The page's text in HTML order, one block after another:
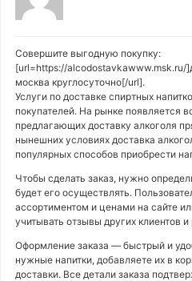
Совершите выгодную покупку:
[url=https://alcodostavkawww.msk.ru/
москва круглосуточно[/url].
Услуги по доставке спиртных
покупателей. На рынке появляется
предлагающих доставку алкоголя
нынешних условиях доставка
популярных способов приобрести
Чтобы сделать заказ, нужно
будет его осуществлять.
ассортиментом и ценами на сайте
учитывать отзывы других клиентов
Оформление заказа — быстрый и
нужные напитки, добавляете их в
доставки. Все детали заказа